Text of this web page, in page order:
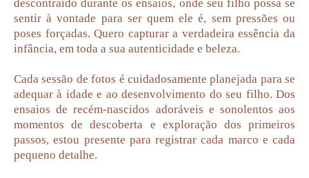
descontraído durante os ensaios, onde seu filho possa se
sentir à vontade para ser quem ele é, sem pressões ou
poses forçadas. Quero capturar a verdadeira essência da
infância, em toda a sua autenticidade e beleza.
Cada sessão de fotos é cuidadosamente planejada para se
adequar à idade e ao desenvolvimento do seu filho. Dos
ensaios de recém-nascidos adoráveis e sonolentos aos
momentos de descoberta e exploração dos primeiros
passos, estou presente para registrar cada marco e cada
pequeno detalhe.